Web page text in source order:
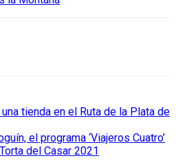
tienda en el Ruta de la Plata de
el programa ‘Viajeros Cuatro’
del Casar 2021